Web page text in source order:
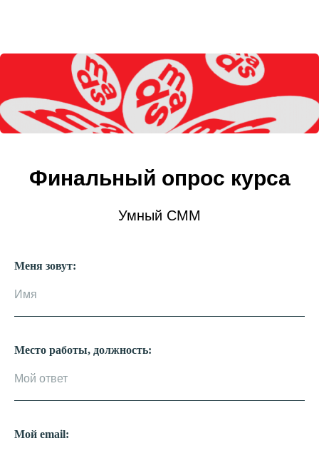
Финальный опрос курса
Умный СММ
Меня зовут:
Место работы, должность:
Мой email: